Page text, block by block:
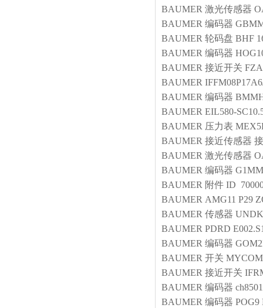
BAUMER 激光传感器
BAUMER 编码器
BAUMER 轮码盘 BHF
BAUMER 编码器
BAUMER 接近开关
BAUMER
BAUMER 编码器
BAUMER EIL580-
BAUMER 压力表
BAUMER 接近传感器
BAUMER 激光传感器
BAUMER 编码器
BAUMER 附件 ID
BAUMER AMG11 P29
BAUMER 传感器
BAUMER PDRD
BAUMER 编码器
BAUMER 开关
BAUMER 接近开关
BAUMER 编码器
BAUMER 编码器 POG9